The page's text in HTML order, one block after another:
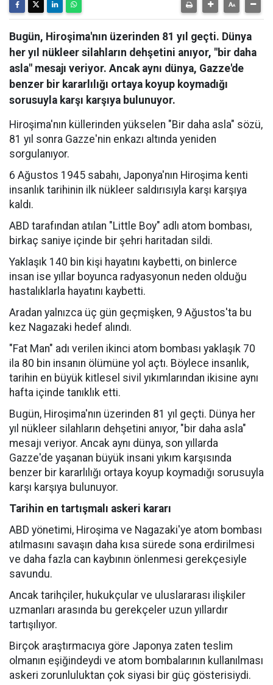
Bugün, Hiroşima'nın üzerinden 81 yıl geçti. Dünya
her yıl nükleer silahların dehşetini anıyor, "bir daha
asla" mesajı veriyor. Ancak aynı dünya, Gazze'de
benzer bir kararlılığı ortaya koyup koymadığı
sorusuyla karşı karşıya bulunuyor.
Hiroşima'nın küllerinden yükselen "Bir daha asla" sözü,
81 yıl sonra Gazze'nin enkazı altında yeniden
sorgulanıyor.
6 Ağustos 1945 sabahı, Japonya'nın Hiroşima kenti
insanlık tarihinin ilk nükleer saldırısıyla karşı karşıya
kaldı.
ABD tarafından atılan "Little Boy" adlı atom bombası,
birkaç saniye içinde bir şehri haritadan sildi.
Yaklaşık 140 bin kişi hayatını kaybetti, on binlerce
insan ise yıllar boyunca radyasyonun neden olduğu
hastalıklarla hayatını kaybetti.
Aradan yalnızca üç gün geçmişken, 9 Ağustos'ta bu
kez Nagazaki hedef alındı.
"Fat Man" adı verilen ikinci atom bombası yaklaşık 70
ila 80 bin insanın ölümüne yol açtı. Böylece insanlık,
tarihin en büyük kitlesel sivil yıkımlarından ikisine aynı
hafta içinde tanıklık etti.
Bugün, Hiroşima'nın üzerinden 81 yıl geçti. Dünya her
yıl nükleer silahların dehşetini anıyor, "bir daha asla"
mesajı veriyor. Ancak aynı dünya, son yıllarda
Gazze'de yaşanan büyük insani yıkım karşısında
benzer bir kararlılığı ortaya koyup koymadığı sorusuyla
karşı karşıya bulunuyor.
Tarihin en tartışmalı askeri kararı
ABD yönetimi, Hiroşima ve Nagazaki'ye atom bombası
atılmasını savaşın daha kısa sürede sona erdirilmesi
ve daha fazla can kaybının önlenmesi gerekçesiyle
savundu.
Ancak tarihçiler, hukukçular ve uluslararası ilişkiler
uzmanları arasında bu gerekçeler uzun yıllardır
tartışılıyor.
Birçok araştırmacıya göre Japonya zaten teslim
olmanın eşiğindeydi ve atom bombalarının kullanılması
askeri zorunluluktan çok siyasi bir güç gösterisiydi.